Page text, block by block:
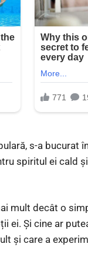
s-a bucurat
spiritul ei cald
mult decât o
ei. Și cine ar
și care a